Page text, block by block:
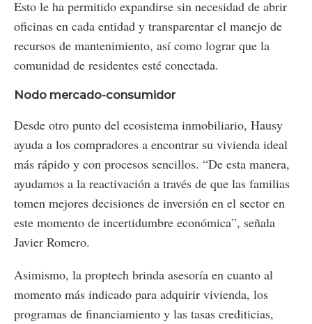
Esto le ha permitido expandirse sin necesidad de abrir
oficinas en cada entidad y transparentar el manejo de
recursos de mantenimiento, así como lograr que la
comunidad de residentes esté conectada.
Nodo mercado-consumidor
Desde otro punto del ecosistema inmobiliario, Hausy
ayuda a los compradores a encontrar su vivienda ideal
más rápido y con procesos sencillos. “De esta manera,
ayudamos a la reactivación a través de que las familias
tomen mejores decisiones de inversión en el sector en
este momento de incertidumbre económica”, señala
Javier Romero.
Asimismo, la proptech brinda asesoría en cuanto al
momento más indicado para adquirir vivienda, los
programas de financiamiento y las tasas crediticias,